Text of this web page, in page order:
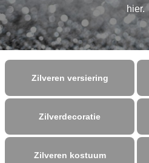
hier.
Zilveren versiering
Zilverdecoratie
Zilveren kostuum